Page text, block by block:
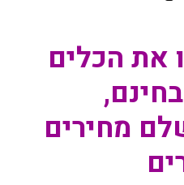
את הכלים
מחירים